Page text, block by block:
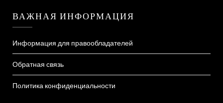
ВАЖНАЯ ИНФОРМАЦИЯ
Информация для правообладателей
Обратная связь
Политика конфиденциальности